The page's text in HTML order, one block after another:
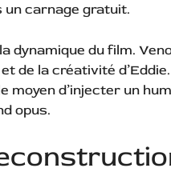
carnage gratuit.
dynamique du film.
de la créativité
moyen d’injecter un
opus.